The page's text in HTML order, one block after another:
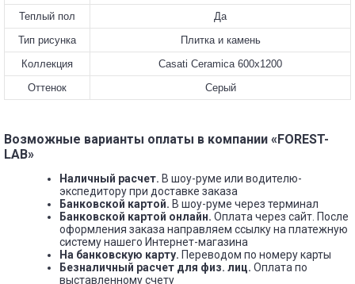
Теплый пол
Да
Тип рисунка
Плитка и камень
Коллекция
Casati Ceramica 600x1200
Оттенок
Серый
Возможные варианты оплаты в компании «FOREST-
LAB»
Наличный расчет. В шоу-руме или водителю-
экспедитору при доставке заказа
Банковской картой. В шоу-руме через терминал
Банковской картой онлайн. Оплата через сайт. После
оформления заказа направляем ссылку на платежную
систему нашего Интернет-магазина
На банковскую карту. Переводом по номеру карты
Безналичный расчет для физ. лиц. Оплата по
выставленному счету